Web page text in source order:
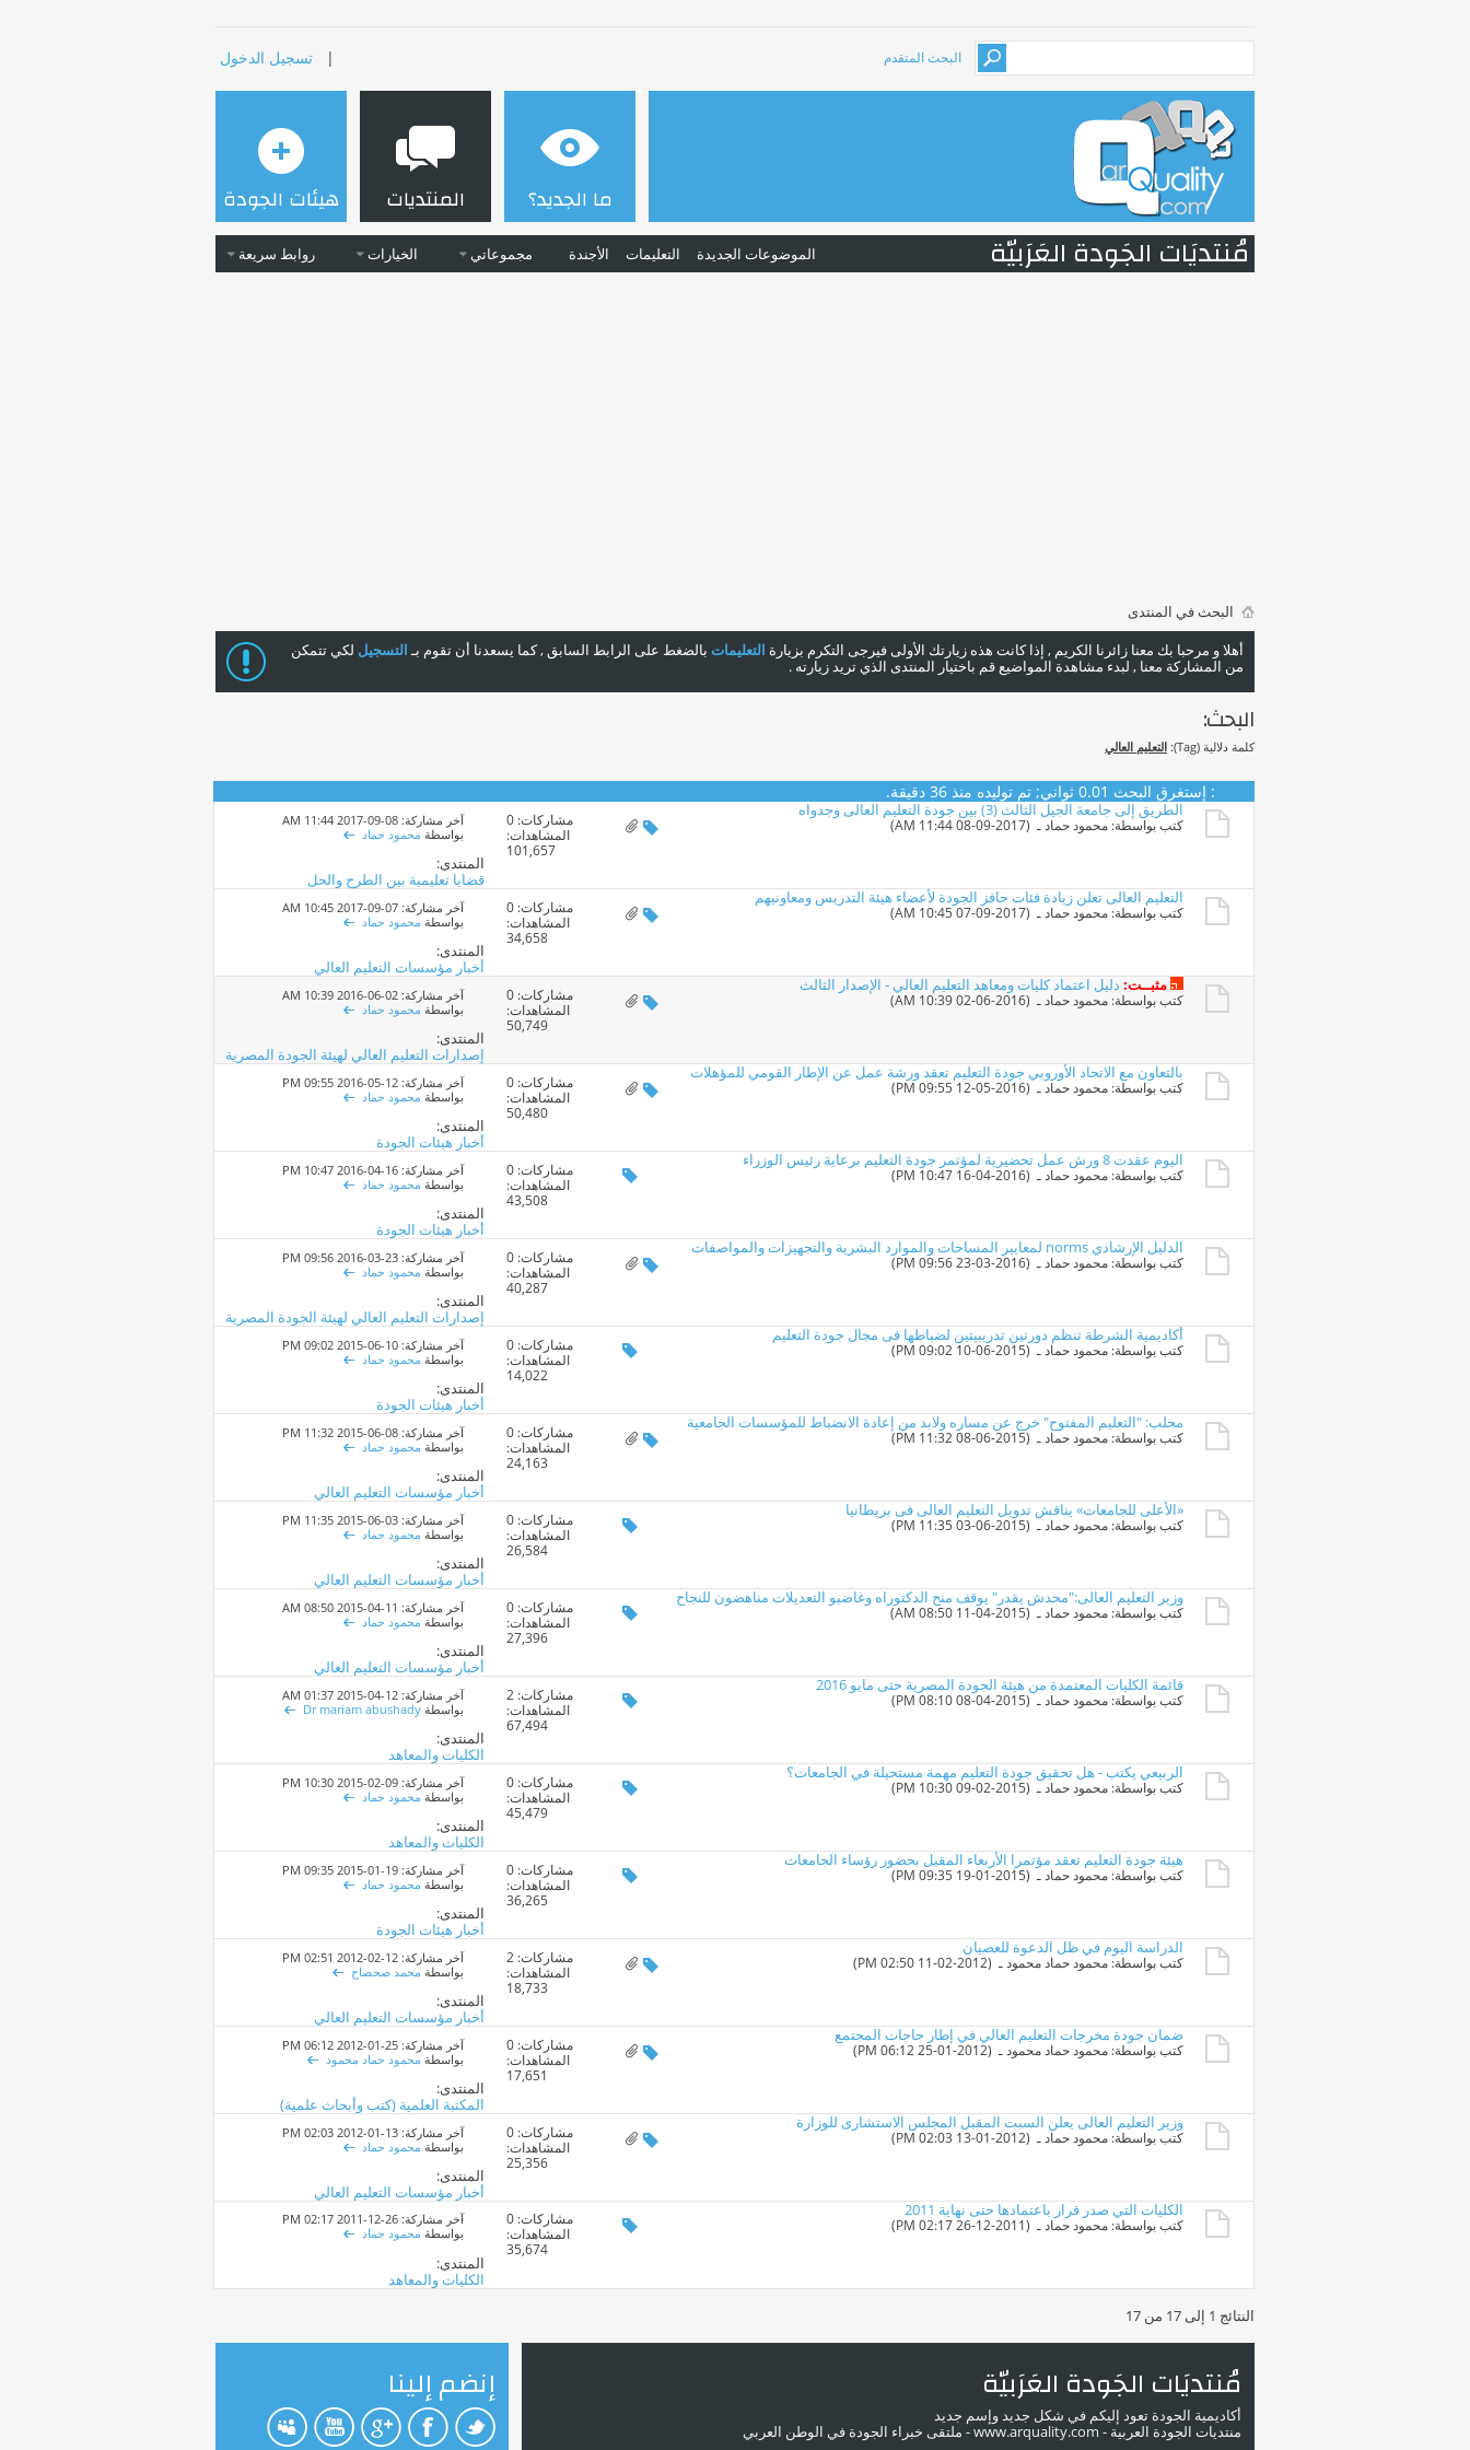
البحث المتقدم | تسجيل الدخول
ما الجديد؟ المنتديات
الموضوعات الجديدة التعليمات الأجندة مجموعاتي الخيارات روابط سريعة
هيئات الجودة
مُنتديَات الجَودة العَرَبيّة
البحث في المنتدى
أهلا و مرحبا بك معنا زائرنا الكريم , إذا كانت هذه زيارتك الأولى فيرجى التكرم بزيارة التعليمات بالضغط على الرابط السابق , كما يسعدنا أن تقوم بـالتسجيل لكي تتمكن
من المشاركة معنا , لبدء مشاهدة المواضيع قم باختيار المنتدى الذي تريد زيارته .
البحث:
كلمة دلالية (Tag): التعليم العالي
: إستغرق البحث 0.01 ثواني; تم توليده منذ 36 دقيقة.
الطريق إلى جامعة الجيل الثالث (3) بين جودة التعليم العالى وجدواه
كتب بواسطة: محمود حمادـ ‏ (08-09-2017 11:44 AM) مشاركات: 0
المشاهدات:
101,657
آخر مشاركة: 08-09-2017
11:44 AM
بواسطة محمود حماد
المنتدى:
قضايا تعليمية بين الطرح والحل
التعليم العالى تعلن زيادة فئات حافز الجودة لأعضاء هيئة التدريس ومعاونيهم
كتب بواسطة: محمود حمادـ ‏ (07-09-2017 10:45 AM) مشاركات: 0
المشاهدات:
34,658
آخر مشاركة: 07-09-2017
10:45 AM
بواسطة محمود حماد
المنتدى:
أخبار مؤسسات التعليم العالي
مثبــت: دليل اعتماد كليات ومعاهد التعليم العالي - الإصدار الثالث
كتب بواسطة: محمود حمادـ ‏ (02-06-2016 10:39 AM) مشاركات: 0
المشاهدات:
50,749
آخر مشاركة: 02-06-2016
10:39 AM
بواسطة محمود حماد
المنتدى:
إصدارات التعليم العالي لهيئة الجودة المصرية
بالتعاون مع الاتحاد الأوروبي جودة التعليم تعقد ورشة عمل عن الإطار القومي للمؤهلات
كتب بواسطة: محمود حمادـ ‏ (12-05-2016 09:55 PM) مشاركات: 0
المشاهدات:
50,480
آخر مشاركة: 12-05-2016
09:55 PM
بواسطة محمود حماد
المنتدى:
أخبار هيئات الجودة
اليوم عقدت 8 ورش عمل تحضيرية لمؤتمر جودة التعليم برعاية رئيس الوزراء
كتب بواسطة: محمود حمادـ ‏ (16-04-2016 10:47 PM) مشاركات: 0
المشاهدات:
43,508
آخر مشاركة: 16-04-2016
10:47 PM
بواسطة محمود حماد
المنتدى:
أخبار هيئات الجودة
الدليل الإرشادي norms لمعايير المساحات والموارد البشرية والتجهيزات والمواصفات
كتب بواسطة: محمود حمادـ ‏ (23-03-2016 09:56 PM) مشاركات: 0
المشاهدات:
40,287
آخر مشاركة: 23-03-2016
09:56 PM
بواسطة محمود حماد
المنتدى:
إصدارات التعليم العالي لهيئة الجودة المصرية
أكاديمية الشرطة تنظم دورتين تدريبيتين لضباطها فى مجال جودة التعليم
كتب بواسطة: محمود حمادـ ‏ (10-06-2015 09:02 PM) مشاركات: 0
المشاهدات:
14,022
آخر مشاركة: 10-06-2015
09:02 PM
بواسطة محمود حماد
المنتدى:
أخبار هيئات الجودة
محلب: "التعليم المفتوح" خرج عن مساره ولابد من إعادة الانضباط للمؤسسات الجامعية
كتب بواسطة: محمود حمادـ ‏ (08-06-2015 11:32 PM) مشاركات: 0
المشاهدات:
24,163
آخر مشاركة: 08-06-2015
11:32 PM
بواسطة محمود حماد
المنتدى:
أخبار مؤسسات التعليم العالي
«الأعلى للجامعات» يناقش تدويل التعليم العالى فى بريطانيا
كتب بواسطة: محمود حمادـ ‏ (03-06-2015 11:35 PM) مشاركات: 0
المشاهدات:
26,584
آخر مشاركة: 03-06-2015
11:35 PM
بواسطة محمود حماد
المنتدى:
أخبار مؤسسات التعليم العالي
وزير التعليم العالى:"محدش يقدر" يوقف منح الدكتوراه وغاضبو التعديلات مناهضون للنجاح
كتب بواسطة: محمود حمادـ ‏ (11-04-2015 08:50 AM) مشاركات: 0
المشاهدات:
27,396
آخر مشاركة: 11-04-2015
08:50 AM
بواسطة محمود حماد
المنتدى:
أخبار مؤسسات التعليم العالي
قائمة الكليات المعتمدة من هيئة الجودة المصرية حتى مايو 2016
كتب بواسطة: محمود حمادـ ‏ (08-04-2015 08:10 PM) مشاركات: 2
المشاهدات:
67,494
آخر مشاركة: 12-04-2015
01:37 AM
بواسطة Dr mariam abushady
المنتدى:
الكليات والمعاهد
الربيعي يكتب - هل تحقيق جودة التعليم مهمة مستحيلة في الجامعات؟
كتب بواسطة: محمود حمادـ ‏ (09-02-2015 10:30 PM) مشاركات: 0
المشاهدات:
45,479
آخر مشاركة: 09-02-2015
10:30 PM
بواسطة محمود حماد
المنتدى:
الكليات والمعاهد
هيئة جودة التعليم تعقد مؤتمرا الأربعاء المقبل بحضور رؤساء الجامعات
كتب بواسطة: محمود حمادـ ‏ (19-01-2015 09:35 PM) مشاركات: 0
المشاهدات:
36,265
آخر مشاركة: 19-01-2015
09:35 PM
بواسطة محمود حماد
المنتدى:
أخبار هيئات الجودة
الدراسة اليوم في ظل الدعوة للعصيان
كتب بواسطة: محمود حماد محمودـ ‏ (11-02-2012 02:50 PM) مشاركات: 2
المشاهدات:
18,733
آخر مشاركة: 12-02-2012
02:51 PM
بواسطة محمد صحصاح
المنتدى:
أخبار مؤسسات التعليم العالي
ضمان جودة مخرجات التعليم العالي في إطار حاجات المجتمع
كتب بواسطة: محمود حماد محمودـ ‏ (25-01-2012 06:12 PM) مشاركات: 0
المشاهدات:
17,651
آخر مشاركة: 25-01-2012
06:12 PM
بواسطة محمود حماد محمود
المنتدى:
المكتبة العلمية (كتب وأبحاث علمية)
وزير التعليم العالى يعلن السبت المقبل المجلس الاستشارى للوزارة
كتب بواسطة: محمود حمادـ ‏ (13-01-2012 02:03 PM) مشاركات: 0
المشاهدات:
25,356
آخر مشاركة: 13-01-2012
02:03 PM
بواسطة محمود حماد
المنتدى:
أخبار مؤسسات التعليم العالي
الكليات التي صدر قرار باعتمادها حتى نهاية 2011
كتب بواسطة: محمود حمادـ ‏ (26-12-2011 02:17 PM) مشاركات: 0
المشاهدات:
35,674
آخر مشاركة: 26-12-2011
02:17 PM
بواسطة محمود حماد
المنتدى:
الكليات والمعاهد
النتائج 1 إلى 17 من 17
مُنتديَات الجَودة العَرَبيّة
أكاديمية الجودة تعود إليكم في شكل جديد وإسم جديد
منتديات الجودة العربية - www.arquality.com - ملتقى خبراء الجودة في الوطن العربي
إنضم إلينا